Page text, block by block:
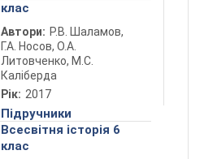
клас
Автори: Р.В. Шаламов,
Г.А. Носов, О.А.
Литовченко, М.С.
Каліберда
Рік: 2017
Підручники
Всесвітня історія 6
клас